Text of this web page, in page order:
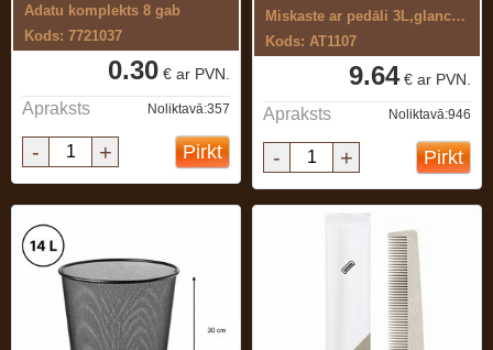
Adatu komplekts 8 gab
Kods: 7721037
0.30 € ar PVN.
Apraksts Noliktavā:357
- + Pirkt
Miskaste ar pedāli 3L,glancēta
Kods: AT1107
9.64€ ar PVN.
Apraksts Noliktavā:946
- + Pirkt